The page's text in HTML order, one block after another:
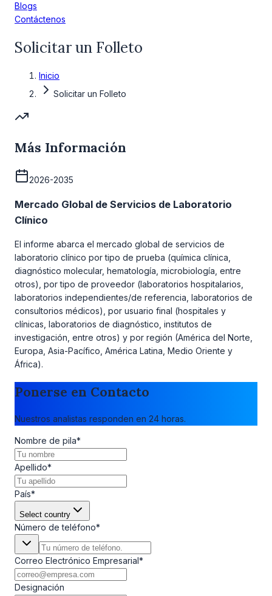
Blogs
Contáctenos
Solicitar un Folleto
Inicio
Solicitar un Folleto
Más Información
2026-2035
Mercado Global de Servicios de Laboratorio
Clínico
El informe abarca el mercado global de servicios de
laboratorio clínico por tipo de prueba (química clínica,
diagnóstico molecular, hematología, microbiología, entre
otros), por tipo de proveedor (laboratorios hospitalarios,
laboratorios independientes/de referencia, laboratorios de
consultorios médicos), por usuario final (hospitales y
clínicas, laboratorios de diagnóstico, institutos de
investigación, entre otros) y por región (América del Norte,
Europa, Asia-Pacífico, América Latina, Medio Oriente y
África).
Ponerse en Contacto
Nuestros analistas responden en 24 horas.
Nombre de pila*
Apellido*
País*
Select country
Número de teléfono*
Correo Electrónico Empresarial*
Designación